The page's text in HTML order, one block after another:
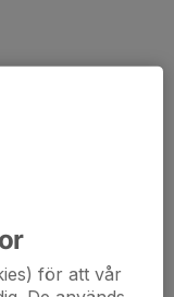
för att vår